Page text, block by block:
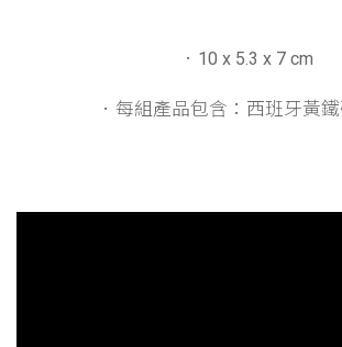
． 10 x 5.3 x 7 cm
．每組產品包含： 西班牙黃